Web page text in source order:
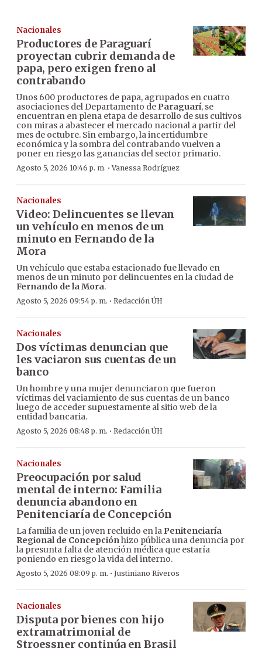
Nacionales
Productores de Paraguarí
proyectan cubrir demanda de
papa, pero exigen freno al
contrabando
Unos 600 productores de papa, agrupados en cuatro
asociaciones del Departamento de Paraguarí, se
encuentran en plena etapa de desarrollo de sus cultivos
con miras a abastecer el mercado nacional a partir del
mes de octubre. Sin embargo, la incertidumbre
económica y la sombra del contrabando vuelven a
poner en riesgo las ganancias del sector primario.
Agosto 5, 2026 10:46 p. m. ·Vanessa Rodríguez
Nacionales
Video: Delincuentes se llevan
un vehículo en menos de un
minuto en Fernando de la
Mora
Un vehículo que estaba estacionado fue llevado en
menos de un minuto por delincuentes en la ciudad de
Fernando de la Mora.
Agosto 5, 2026 09:54 p. m. · Redacción ÚH
Nacionales
Dos víctimas denuncian que
les vaciaron sus cuentas de un
banco
Un hombre y una mujer denunciaron que fueron
víctimas del vaciamiento de sus cuentas de un banco
luego de acceder supuestamente al sitio web de la
entidad bancaria.
Agosto 5, 2026 08:48 p. m. · Redacción ÚH
Nacionales
Preocupación por salud
mental de interno: Familia
denuncia abandono en
Penitenciaría de Concepción
La familia de un joven recluido en la Penitenciaría
Regional de Concepciónhizo pública una denuncia por
la presunta falta de atención médica que estaría
poniendo en riesgo la vida del interno.
Agosto 5, 2026 08:09 p. m. · Justiniano Riveros
Nacionales
Disputa por bienes con hijo
extramatrimonial de
Stroessner continúa en Brasil